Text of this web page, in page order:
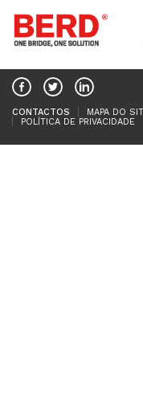
CONTACTOS MAPA DO
POLÍTICA DE PRIVACIDADE